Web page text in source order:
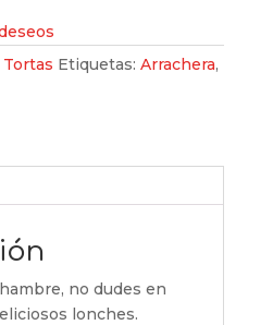
Etiquetas: Arrachera,
no dudes en
lonches.